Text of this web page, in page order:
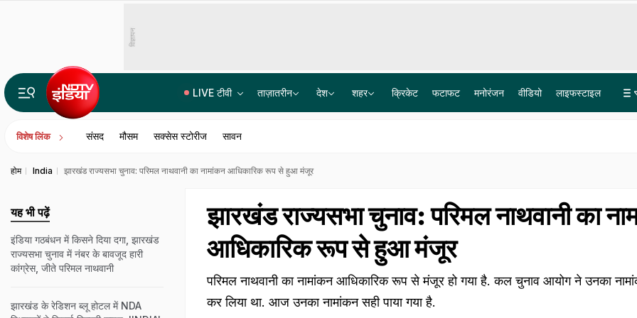
विज्ञापन
LIVE टीवी ताज़ातरीन देश शहर क्रिकेट फटाफट मनोरंजन वीडियो लाइफस्टाइल
विशेष लिंक संसद मौसम सक्सेस स्टोरीज सावन
होम India झारखंड राज्यसभा चुनाव: परिमल नाथवानी का नामांकन आधिकारिक रूप से हुआ मंजूर
झारखंड राज्यसभा चुनाव: परिमल नाथवानी का
आधिकारिक रूप से हुआ मंजूर
परिमल नाथवानी का नामांकन आधिकारिक रूप से मंजूर हो गया है. कल चुनाव आयोग ने उनका
कर लिया था. आज उनका नामांकन सही पाया गया है.
यह भी पढ़ें
इंडिया गठबंधन में किसने दिया दगा, झारखंड
राज्यसभा चुनाव में नंबर के बावजूद हारी
कांग्रेस, जीते परिमल नाथवानी
झारखंड के रेडिशन ब्लू होटल में NDA